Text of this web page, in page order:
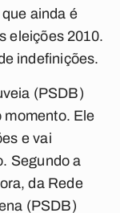
ainda é
eleições 2010.
indefinições.
(PSDB)
momento. Ele
e vai
Segundo a
da Rede
(PSDB)